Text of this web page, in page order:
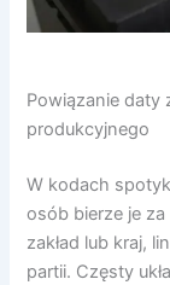
Powiązanie daty
produkcyjnego
W kodach
osób bierze je
zakład lub kraj,
partii. Częsty